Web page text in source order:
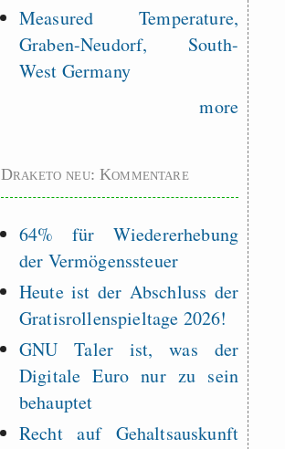
Measured Temperature,
Graben-Neudorf, South-
West Germany
more
Draketo neu: Kommentare
64% für Wiedererhebung
der Vermögenssteuer
Heute ist der Abschluss der
Gratisrollenspieltage 2026!
GNU Taler ist, was der
Digitale Euro nur zu sein
behauptet
Recht auf Gehaltsauskunft